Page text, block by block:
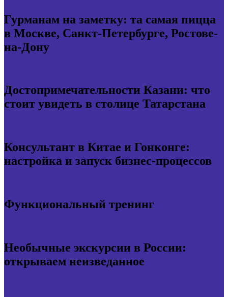
Гурманам на заметку: та самая пицца
в Москве, Санкт-Петербурге, Ростове-
на-Дону
Достопримечательности Казани: что
стоит увидеть в столице Татарстана
Консультант в Китае и Гонконге:
настройка и запуск бизнес-процессов
Функциональный тренинг
Необычные экскурсии в России:
открываем неизведанное